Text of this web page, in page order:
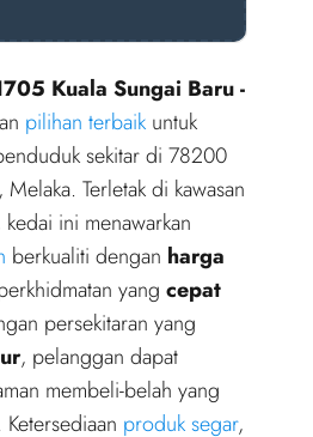
Kuala Sungai Baru -
pilihan terbaik untuk
sekitar di 78200
Melaka. Terletak di kawasan
kedai ini menawarkan
berkualiti dengan harga
yang cepat
persekitaran yang
, pelanggan dapat
membeli-belah yang
produk segar,